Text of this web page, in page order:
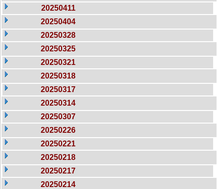
20250411
20250404
20250328
20250325
20250321
20250318
20250317
20250314
20250307
20250226
20250221
20250218
20250217
20250214